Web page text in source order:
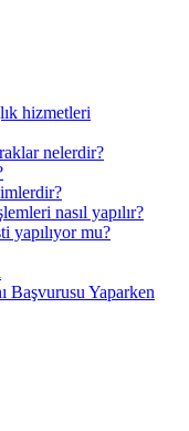
hizmetleri
nelerdir?
nasıl yapılır?
yapılıyor mu?
Başvurusu Yaparken